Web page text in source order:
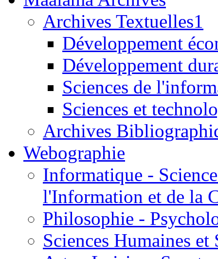
Archives Textuelles1
Développement
Développement
Sciences de
Sciences et
Archives
Webographie
Informatique -
l'Information et de la
Philosophie -
Sciences Humaines et